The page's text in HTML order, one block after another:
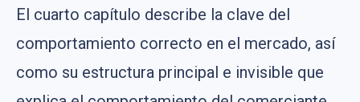
El cuarto capítulo describe la clave del
comportamiento correcto en el mercado, así
como su estructura principal e invisible que